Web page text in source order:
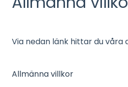
Via nedan länk hittar du våra
Allmänna villkor